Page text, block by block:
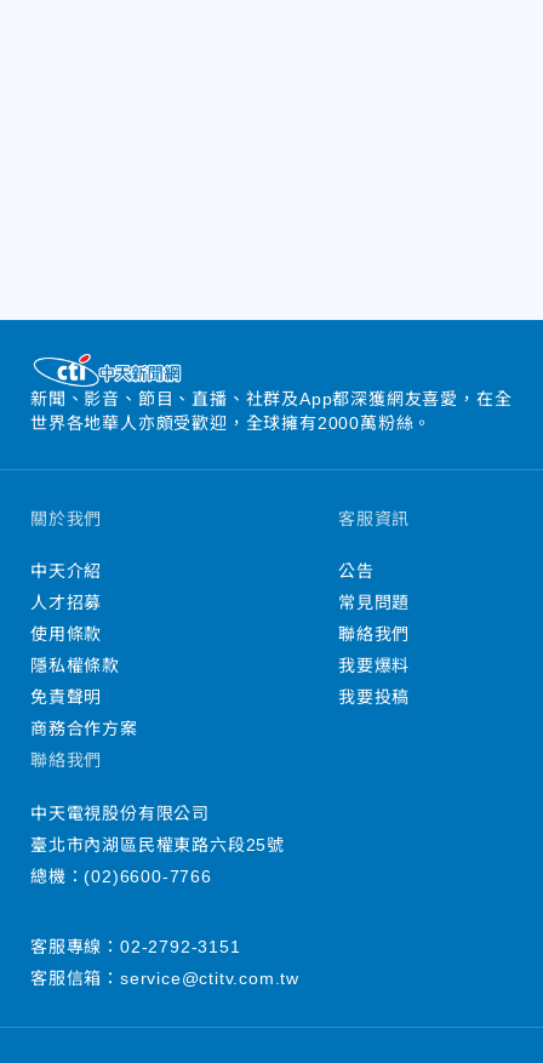
新聞、影音、節目、直播、社群及App都深獲網友喜愛，在全
世界各地華人亦頗受歡迎，全球擁有2000萬粉絲。
關於我們
中天介紹
人才招募
使用條款
隱私權條款
免責聲明
商務合作方案
客服資訊
公告
常見問題
聯絡我們
我要爆料
我要投稿
聯絡我們
中天電視股份有限公司
臺北市內湖區民權東路六段25號
總機：(02)6600-7766
客服專線： 02-2792-3151
客服信箱： service@ctitv.com.tw